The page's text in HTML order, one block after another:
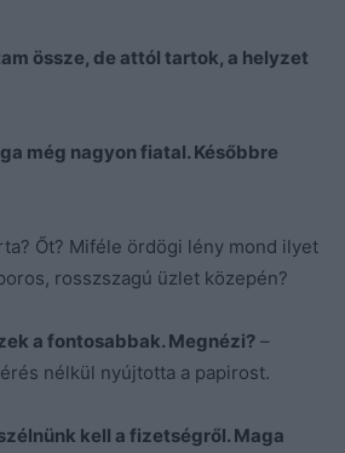
össze, de attól tartok, a helyzet
még nagyon fiatal. Későbbre
Őt? Miféle ördögi lény mond ilyet
rosszszagú üzlet közepén?
a fontosabbak. Megnézi? –
nélkül nyújtotta a papirost.
kell a fizetségről. Maga